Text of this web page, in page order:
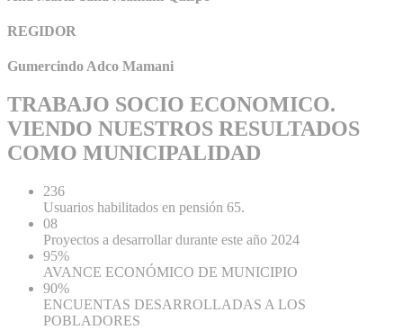
REGIDOR
Gumercindo Adco Mamani
TRABAJO SOCIO ECONOMICO.
VIENDO NUESTROS RESULTADOS
COMO MUNICIPALIDAD
236
Usuarios habilitados en pensión 65.
08
Proyectos a desarrollar durante este año 2024
95%
AVANCE ECONÓMICO DE MUNICIPIO
90%
ENCUENTAS DESARROLLADAS A LOS
POBLADORES